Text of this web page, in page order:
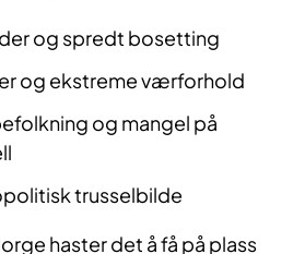
og spredt bosetting
og ekstreme værforhold
og mangel på
trusselbilde
haster det å få på plass